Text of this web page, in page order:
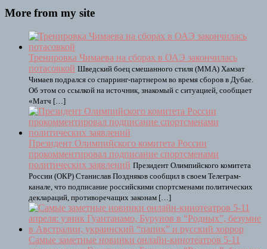
More from my site
Тренировка Чимаева на сборах в ОАЭ закончилась
потасовкой Шведский боец смешанного стиля (ММА) Хамзат
Чимаев подрался со спарринг-партнером во время сборов в Дубае.
Об этом со ссылкой на источник, знакомый с ситуацией, сообщает
«Матч […]
Президент Олимпийского комитета России
прокомментировал подписание спортсменами
политических заявлений Президент Олимпийского комитета
России (ОКР) Станислав Поздняков сообщил в своем Телеграм-
канале, что подписание российскими спортсменами политических
деклараций, противоречащих законам […]
Самые заметные новинки онлайн-кинотеатров 5-11